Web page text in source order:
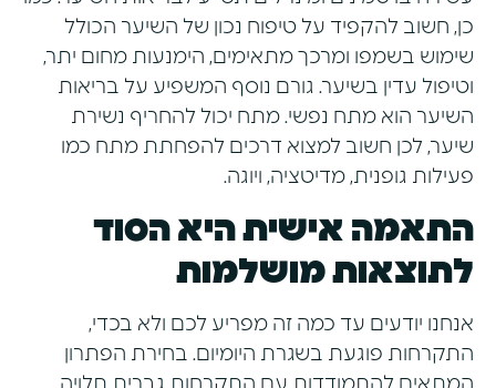
כן, חשוב להקפיד על טיפוח נכון של השיער הכולל
שימוש בשמפו ומרכך מתאימים, הימנעות מחום יתר,
וטיפול עדין בשיער. גורם נוסף המשפיע על בריאות
השיער הוא מתח נפשי. מתח יכול להחריף נשירת
שיער, לכן חשוב למצוא דרכים להפחתת מתח כמו
פעילות גופנית, מדיטציה, ויוגה.
התאמה אישית היא הסוד
לתוצאות מושלמות
אנחנו יודעים עד כמה זה מפריע לכם ולא בכדי,
התקרחות פוגעת בשגרת היומיום. בחירת הפתרון